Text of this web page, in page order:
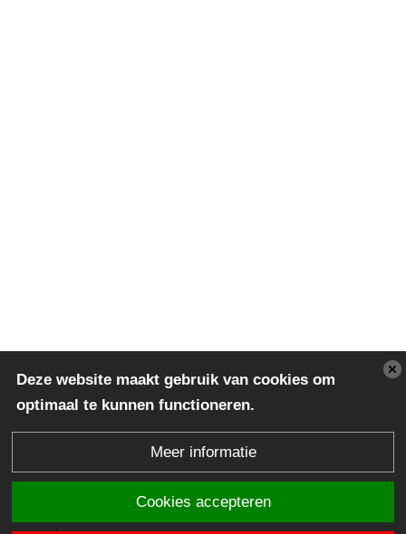
Deze website maakt gebruik van cookies om
optimaal te kunnen functioneren.
Meer informatie
Cookies accepteren